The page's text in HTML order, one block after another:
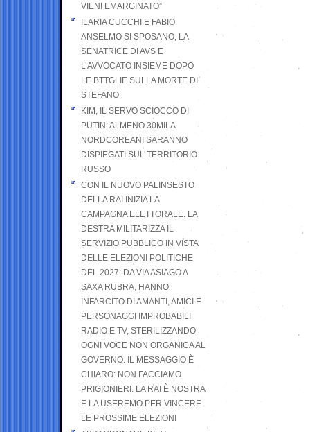
VIENI EMARGINATO”
ILARIA CUCCHI E FABIO
ANSELMO SI SPOSANO; LA
SENATRICE DI AVS E
L’AVVOCATO INSIEME DOPO
LE BTTGLIE SULLA MORTE DI
STEFANO
KIM, IL SERVO SCIOCCO DI
PUTIN: ALMENO 30MILA
NORDCOREANI SARANNO
DISPIEGATI SUL TERRITORIO
RUSSO
CON IL NUOVO PALINSESTO
DELLA RAI INIZIA LA
CAMPAGNA ELETTORALE. LA
DESTRA MILITARIZZA IL
SERVIZIO PUBBLICO IN VISTA
DELLE ELEZIONI POLITICHE
DEL 2027: DA VIA ASIAGO A
SAXA RUBRA, HANNO
INFARCITO DI AMANTI, AMICI E
PERSONAGGI IMPROBABILI
RADIO E TV, STERILIZZANDO
OGNI VOCE NON ORGANICA AL
GOVERNO. IL MESSAGGIO È
CHIARO: NON FACCIAMO
PRIGIONIERI. LA RAI È NOSTRA
E LA USEREMO PER VINCERE
LE PROSSIME ELEZIONI